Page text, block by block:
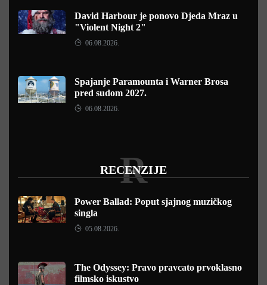
David Harbour je ponovo Djeda Mraz u
"Violent Night 2"
06.08.2026.
Spajanje Paramounta i Warner Brosa
pred sudom 2027.
06.08.2026.
RECENZIJE
R
Power Ballad: Poput sjajnog muzičkog
singla
05.08.2026.
The Odyssey: Pravo pravcato prvoklasno
filmsko iskustvo